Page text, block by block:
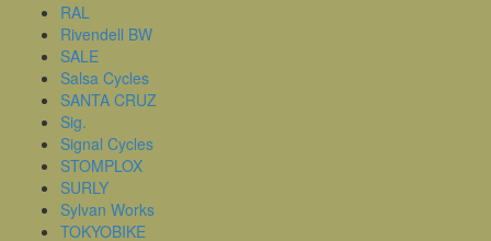
RAL
Rivendell BW
SALE
Salsa Cycles
SANTA CRUZ
Sig.
Signal Cycles
STOMPLOX
SURLY
Sylvan Works
TOKYOBIKE